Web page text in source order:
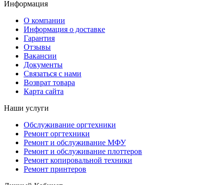
Информация
О компании
Информация о доставке
Гарантия
Отзывы
Вакансии
Документы
Связаться с нами
Возврат товара
Карта сайта
Наши услуги
Обслуживание оргтехники
Ремонт оргтехники
Ремонт и обслуживание МФУ
Ремонт и обслуживание плоттеров
Ремонт копировальной техники
Ремонт принтеров